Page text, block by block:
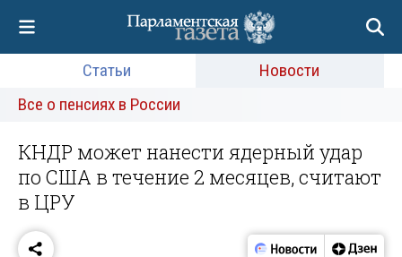
Статьи
Новости
Все о пенсиях в России
КНДР может нанести ядерный удар
по США в течение 2 месяцев, считают
в ЦРУ